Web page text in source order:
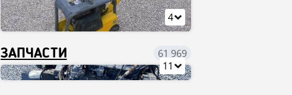
4
ЗАПЧАСТИ
61 969
11